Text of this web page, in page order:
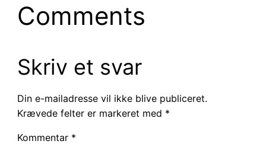
Comments
Skriv et svar
Din e-mailadresse vil ikke blive publiceret.
Krævede felter er markeret med *
Kommentar *